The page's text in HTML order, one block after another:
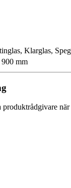
Klarglas,
mm
produktrådgivare